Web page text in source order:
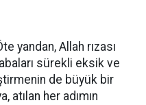
yandan, Allah rızası
sürekli eksik ve
de büyük bir
atılan her adımın